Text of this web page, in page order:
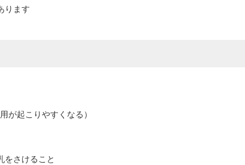
ります
が起こりやすくなる）
をさけること